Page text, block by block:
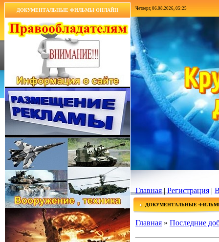
ДОКУМЕНТАЛЬНЫЕ ФИЛЬМЫ ОНЛАЙН Четверг, 06.08.2026, 05:25
Главная|Регистрация |
ДОКУМЕНТАЛЬНЫЕ
Главная » Последние